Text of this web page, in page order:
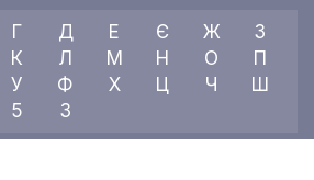
Г Д Е Є Ж
З
К Л М Н О
П
У Ф Х Ц Ч
Ш
5 3